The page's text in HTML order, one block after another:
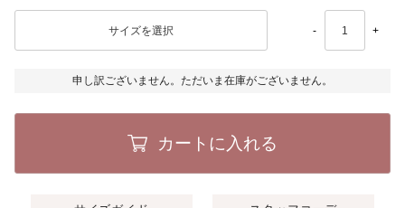
- +
申し訳ございません。ただいま在庫がございません。
カートに入れる